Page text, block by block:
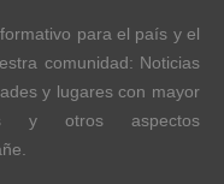
para el país y el
comunidad: Noticias
y lugares con mayor
y otros aspectos